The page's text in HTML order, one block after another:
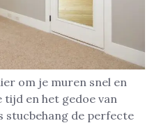
om je muren snel en
en het gedoe van
stucbehang de perfecte